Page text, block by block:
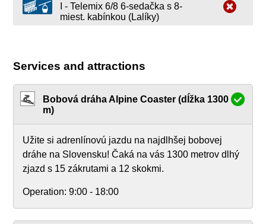
I - Telemix 6/8 6-sedačka s 8-
miest. kabínkou (Lalíky)
Services and attractions
Bobová dráha Alpine Coaster (dĺžka 1300
m)
Užite si adrenlínovú jazdu na najdlhšej bobovej
dráhe na Slovensku! Čaká na vás 1300 metrov dlhý
zjazd s 15 zákrutami a 12 skokmi.
Operation: 9:00 - 18:00